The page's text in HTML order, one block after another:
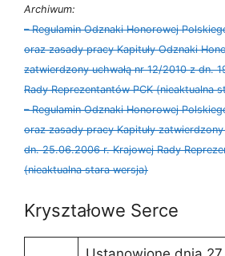
Archiwum:
– Regulamin Odznaki Honorowej
oraz zasady pracy Kapituły Odznaki
zatwierdzony uchwałą nr 12/2010 z dn.
Rady Reprezentantów PCK (nieaktualna
– Regulamin Odznaki Honorowej
oraz zasady pracy Kapituły
dn. 25.06.2006 r. Krajowej Rady
(nieaktualna stara wersja)
Kryształowe Serce